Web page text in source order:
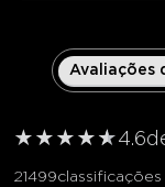
Avaliações
★ ★ ★ ★ ★
★4.6
21499